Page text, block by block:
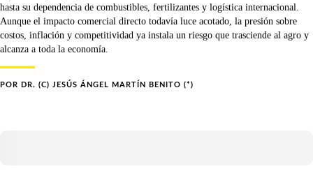
hasta su dependencia de combustibles, fertilizantes y logística internacional.
Aunque el impacto comercial directo todavía luce acotado, la presión sobre
costos, inflación y competitividad ya instala un riesgo que trasciende al agro y
alcanza a toda la economía.
POR DR. (C) JESÚS ÁNGEL MARTÍN BENITO (*)